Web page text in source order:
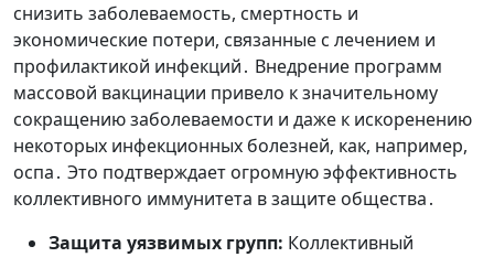
снизить заболеваемость, смертность и
экономические потери, связанные с лечением и
профилактикой инфекций․ Внедрение программ
массовой вакцинации привело к значительному
сокращению заболеваемости и даже к искоренению
некоторых инфекционных болезней, как, например,
оспа․ Это подтверждает огромную эффективность
коллективного иммунитета в защите общества․
Защита уязвимых групп: Коллективный